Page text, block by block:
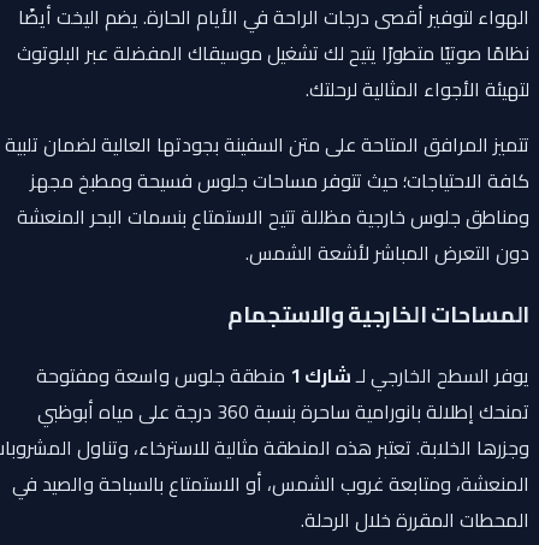
الهواء لتوفير أقصى درجات الراحة في الأيام الحارة. يضم اليخت أيضًا
نظامًا صوتيًا متطورًا يتيح لك تشغيل موسيقاك المفضلة عبر البلوتوث
لتهيئة الأجواء المثالية لرحلتك.
تتميز المرافق المتاحة على متن السفينة بجودتها العالية لضمان تلبية
كافة الاحتياجات؛ حيث تتوفر مساحات جلوس فسيحة ومطبخ مجهز
ومناطق جلوس خارجية مظللة تتيح الاستمتاع بنسمات البحر المنعشة
دون التعرض المباشر لأشعة الشمس.
المساحات الخارجية والاستجمام
يوفر السطح الخارجي لـشارك 1 منطقة جلوس واسعة ومفتوحة
تمنحك إطلالة بانورامية ساحرة بنسبة 360 درجة على مياه أبوظبي
وجزرها الخلابة. تعتبر هذه المنطقة مثالية للاسترخاء، وتناول المشروبات
المنعشة، ومتابعة غروب الشمس، أو الاستمتاع بالسباحة والصيد في
المحطات المقررة خلال الرحلة.